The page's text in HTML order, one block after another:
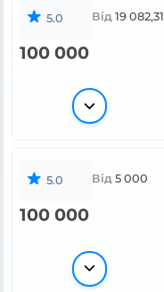
5.0 Від 19 082,31
100 000
5.0 Від 5 000
100 000